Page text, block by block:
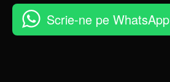
Scrie-ne pe WhatsApp